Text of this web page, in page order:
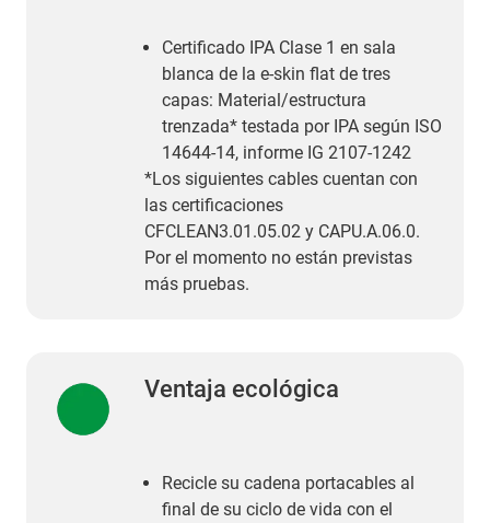
Certificado IPA Clase 1 en sala
blanca de la e-skin flat de tres
capas: Material/estructura
trenzada* testada por IPA según ISO
14644-14, informe IG 2107-1242
*Los siguientes cables cuentan con
las certificaciones
CFCLEAN3.01.05.02 y CAPU.A.06.0.
Por el momento no están previstas
más pruebas.
Ventaja ecológica
Recicle su cadena portacables al
final de su ciclo de vida con el